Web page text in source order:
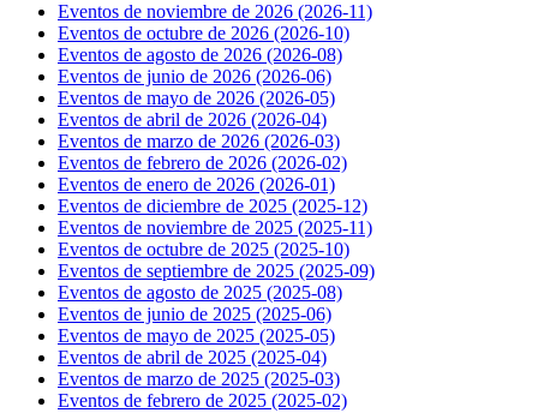
Eventos de noviembre de 2026 (2026-11)
Eventos de octubre de 2026 (2026-10)
Eventos de agosto de 2026 (2026-08)
Eventos de junio de 2026 (2026-06)
Eventos de mayo de 2026 (2026-05)
Eventos de abril de 2026 (2026-04)
Eventos de marzo de 2026 (2026-03)
Eventos de febrero de 2026 (2026-02)
Eventos de enero de 2026 (2026-01)
Eventos de diciembre de 2025 (2025-12)
Eventos de noviembre de 2025 (2025-11)
Eventos de octubre de 2025 (2025-10)
Eventos de septiembre de 2025 (2025-09)
Eventos de agosto de 2025 (2025-08)
Eventos de junio de 2025 (2025-06)
Eventos de mayo de 2025 (2025-05)
Eventos de abril de 2025 (2025-04)
Eventos de marzo de 2025 (2025-03)
Eventos de febrero de 2025 (2025-02)